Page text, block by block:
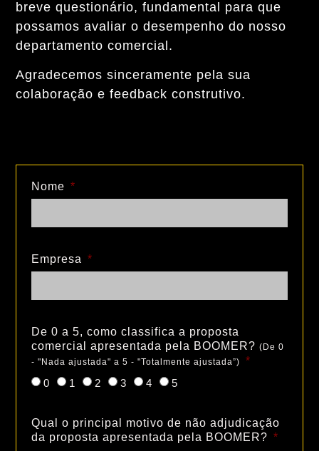
breve questionário, fundamental para que
possamos avaliar o desempenho do nosso
departamento comercial.
Agradecemos sinceramente pela sua
colaboração e feedback construtivo.
Nome
Empresa
De 0 a 5, como classifica a proposta
comercial apresentada pela BOOMER? (De 0
- "Nada ajustada" a 5 - "Totalmente ajustada”)
0 1 2 3 4 5
Qual o principal motivo de não adjudicação
da proposta apresentada pela BOOMER?